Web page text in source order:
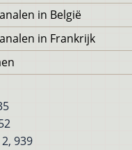
in België
in Frankrijk
939